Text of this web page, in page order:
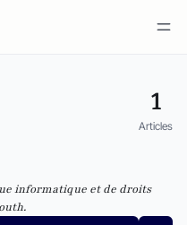
1
Articles
informatique et de droits